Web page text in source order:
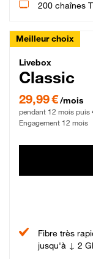
200 chaînes
Meilleur choix
Livebox
Livebox
Classic
29,99 € par mois
29,99 €/mois
pendant 12 mois puis
Engagement 12 mois
Fibre très
jusqu'à ↓ 2